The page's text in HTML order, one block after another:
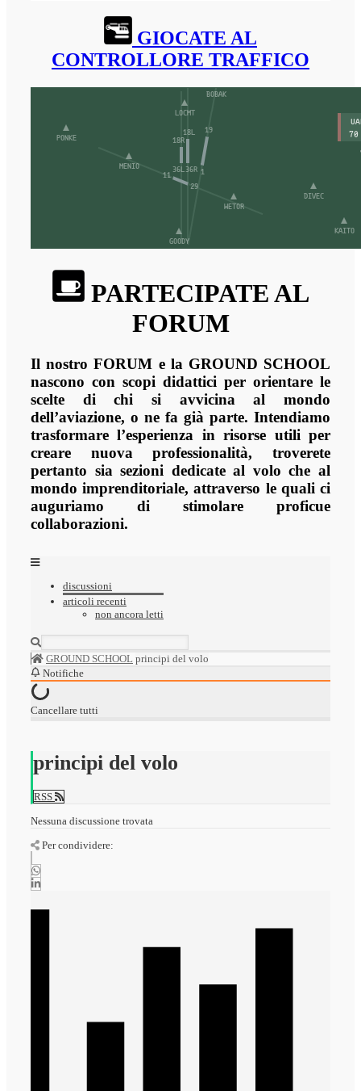
GIOCATE AL
CONTROLLORE TRAFFICO
PARTECIPATE AL
FORUM
Il nostro FORUM e la GROUND SCHOOL
nascono con scopi didattici per orientare le
scelte di chi si avvicina al mondo
dell’aviazione, o ne fa già parte. Intendiamo
trasformare l’esperienza in risorse utili per
creare nuova professionalità, troverete
pertanto sia sezioni dedicate al volo che al
mondo imprenditoriale, attraverso le quali ci
auguriamo di stimolare proficue
collaborazioni.
discussioni
articoli recenti
non ancora letti
GROUND SCHOOL principi del volo
Notifiche
Cancellare tutti
principi del volo
RSS
Nessuna discussione trovata
Per condividere: